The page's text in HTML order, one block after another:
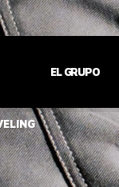
EL GRUPO